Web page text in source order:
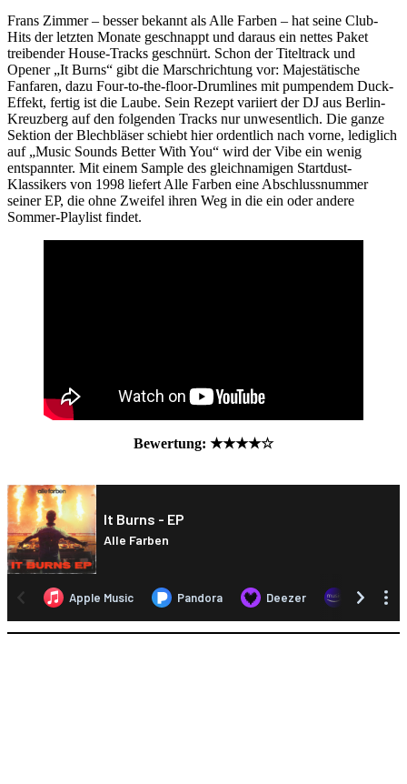
Frans Zimmer – besser bekannt als Alle Farben – hat seine Club-
Hits der letzten Monate geschnappt und daraus ein nettes Paket
treibender House-Tracks geschnürt. Schon der Titeltrack und
Opener „It Burns“ gibt die Marschrichtung vor: Majestätische
Fanfaren, dazu Four-to-the-floor-Drumlines mit pumpendem Duck-
Effekt, fertig ist die Laube. Sein Rezept variiert der DJ aus Berlin-
Kreuzberg auf den folgenden Tracks nur unwesentlich. Die ganze
Sektion der Blechbläser schiebt hier ordentlich nach vorne, lediglich
auf „Music Sounds Better With You“ wird der Vibe ein wenig
entspannter. Mit einem Sample des gleichnamigen Startdust-
Klassikers von 1998 liefert Alle Farben eine Abschlussnummer
seiner EP, die ohne Zweifel ihren Weg in die ein oder andere
Sommer-Playlist findet.
Bewertung: ★★★★☆